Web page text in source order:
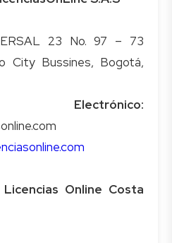
23 No. 97 – 73
City Bussines, Bogotá,
Online Costa